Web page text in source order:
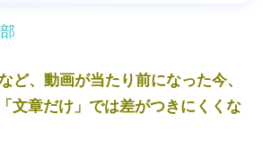
ど、動画が当たり前になった今、
文章だけ」では差がつきにくくな